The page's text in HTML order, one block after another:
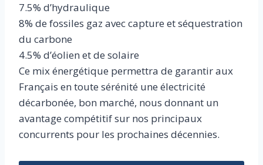
7.5% d’hydraulique
8% de fossiles gaz avec capture et séquestration
du carbone
4.5% d’éolien et de solaire
Ce mix énergétique permettra de garantir aux
Français en toute sérénité une électricité
décarbonée, bon marché, nous donnant un
avantage compétitif sur nos principaux
concurrents pour les prochaines décennies.